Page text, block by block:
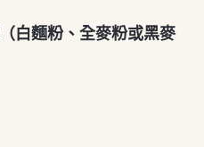
白麵粉、全麥粉或黑麥